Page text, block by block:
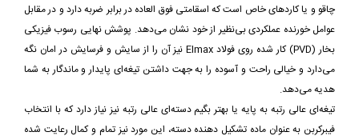
چاقو و یا کاردهای خاص است که اسقامتی فوق العاده در برابر ضربه دارد و در مقابل
عوامل خورنده عملکردی بی‌نظیر از خود نشان می‌دهد. پوشش نهایی رسوب فیزیکی
بخار (PVD) کار شده روی فولاد Elmax نیز آن را از سایش و فرسایش در امان نگه
می‌دارد و خیالی راحت و آسوده را به جهت داشتن تیغه‌ای پایدار و ماندگار به شما
هدیه می‌دهد.
تیغه‌ای عالی رتبه به پایه یا بهتر بگیم دسته‌ای عالی رتبه نیز نیاز دارد که با انتخاب
فیبرکربن به عنوان ماده تشکیل دهنده دسته، این مورد نیز تمام و کمال رعایت شده